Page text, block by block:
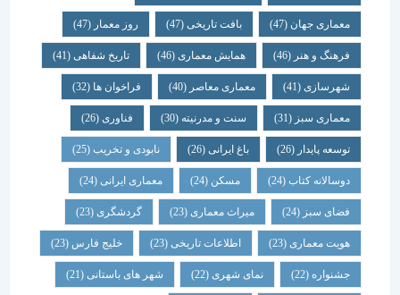
معماری جهان (47) بافت تاریخی(47) روز معمار(47)
فرهنگ و هنر(46) همایش معماری (46) تاریخ شفاهی (41)
شهرسازی(41) معماری معاصر(40) فراخوان ها (32)
معماری سبز(31) سنت و مدرنیته(30) فناوری (26)
توسعه پایدار(26) باغ ایرانی(26) نابودی و تخریب(25)
دوسالانه کتاب(24) مسکن (24) معماری ایرانی(24)
فضای سبز(24) میراث معماری (23) گردشگری (23)
هویت معماری (23) اطلاعات تاریخی(23) خلیج فارس(23)
جشنواره(22) نمای شهری(22) شهر های باستانی (21)